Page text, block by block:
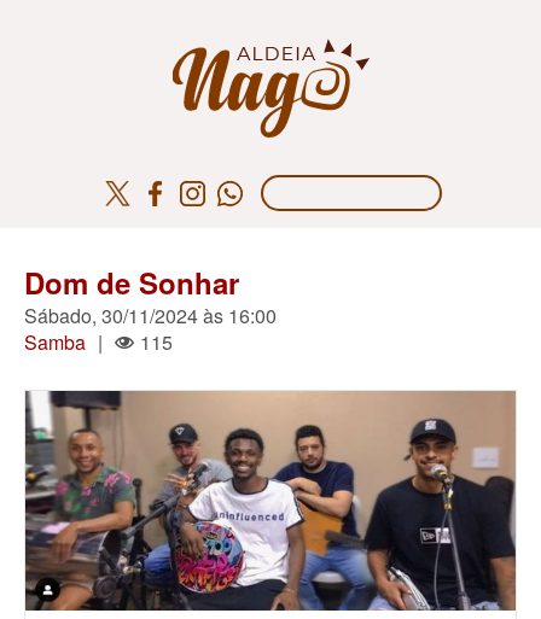
Dom de Sonhar
Sábado, 30/11/2024 às 16:00
Samba | 115